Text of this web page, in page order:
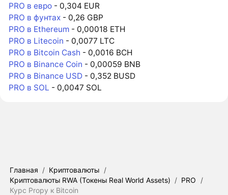
PRO в евро - 0,304 EUR
PRO в фунтах - 0,26 GBP
PRO в Ethereum - 0,00018 ETH
PRO в Litecoin - 0,0077 LTC
PRO в Bitcoin Cash - 0,0016 BCH
PRO в Binance Coin - 0,00059 BNB
PRO в Binance USD - 0,352 BUSD
PRO в SOL - 0,0047 SOL
Главная / Криптовалюты /
Криптовалюты RWA (Токены Real World Assets) / PRO
/
Курс Propy к Bitcoin